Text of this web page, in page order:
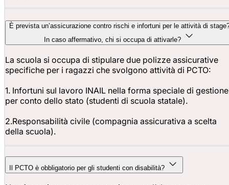
È prevista un’assicurazione contro rischi e infortuni per le attività di
In caso affermativo, chi si occupa di attivarle?
La scuola si occupa di stipulare due polizze assicurative
specifiche per i ragazzi che svolgono attività di PCTO:
1. Infortuni sul lavoro INAIL nella forma speciale di gestione
per conto dello stato (studenti di scuola statale).
2.Responsabilità civile (compagnia assicurativa a scelta
della scuola).
Il PCTO è obbligatorio per gli studenti con disabilità?